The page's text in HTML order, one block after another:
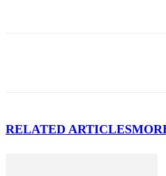
RELATED ARTICLES